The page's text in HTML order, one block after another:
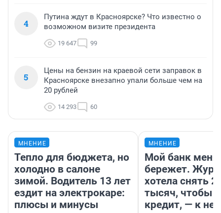
4
Путина ждут в Красноярске? Что известно о
возможном визите президента
19 647 99
5
Цены на бензин на краевой сети заправок в
Красноярске внезапно упали больше чем на
20 рублей
14 293 60
МНЕНИЕ
Тепло для бюджета, но
холодно в салоне
зимой. Водитель 13 лет
ездит на электрокаре:
плюсы и минусы
МНЕНИЕ
Мой банк меня
бережет.
хотела снять
тысяч, чтобы
кредит, — к